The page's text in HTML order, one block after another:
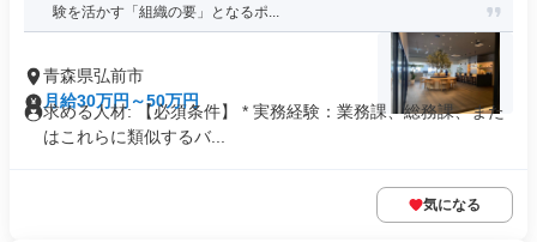
験を活かす「組織の要」となるポ...
青森県弘前市
月給30万円～50万円
求める人材: 【必須条件】 * 実務経験：業務課、総務課、また
はこれらに類似するバ...
気になる